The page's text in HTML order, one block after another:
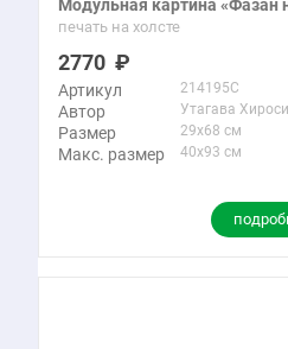
Модульная картина «Фазан
печать на холсте
2770
Артикул 214195C
Автор Утагава
Размер 29x68 см
Макс. размер 40x93 см